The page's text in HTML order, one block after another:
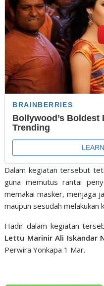
Dalam kegiatan tersebut
guna memutus rantai
memakai masker, menjaga
maupun sesudah melakukan
Hadir dalam kegiatan
Lettu Marinir Ali Iskandar
Perwira Yonkapa 1 Mar.